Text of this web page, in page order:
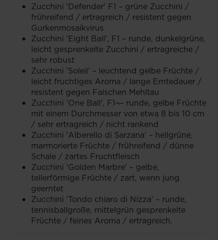
Zucchini 'Defender' F1 – grüne Zucchini /
frühreifend / ertragreich / resistent gegen
Gurkenmosaikvirus
Zucchini 'Eight Ball', F1 – runde, dunkelgrüne,
leicht gesprenkelte Zucchini / ertragreiche /
sehr robust
Zucchini 'Soleil' – leuchtend gelbe Früchte /
leicht fruchtiges Aroma / lange Erntedauer /
resistent gegen Falschen Mehltau
Zucchini 'One Ball', F1¬– runde, gelbe Früchte
mit einem Durchmesser von etwa 8 bis 10 cm
/ sehr ertragreich / nicht rankend
Zucchini 'Alberello di Sarzana' – hellgrüne,
marmorierte Früchte / frühreifend / dünne
Schale / zartes Fruchtfleisch
Zucchini 'Golden Marbre' – gelbe,
tellerförmige Früchte / zart, wenn jung
geerntet
Zucchini 'Tondo chiaro di Nizza' – runde,
tennisballgroße, mittelgrün gesprenkelte
Früchte / feines Aroma / ertragreich.